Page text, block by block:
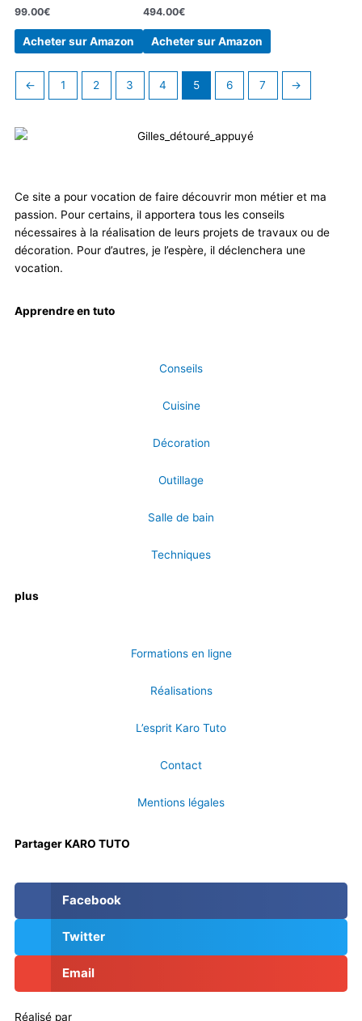
99.00€
Acheter sur Amazon
494.00€
Acheter sur Amazon
← 1 2 3 4 5 6 7 →
Ce site a pour vocation de faire découvrir mon métier et ma
passion. Pour certains, il apportera tous les conseils
nécessaires à la réalisation de leurs projets de travaux ou de
décoration. Pour d’autres, je l’espère, il déclenchera une
vocation.
Apprendre en tuto
Conseils
Cuisine
Décoration
Outillage
Salle de bain
Techniques
plus
Formations en ligne
Réalisations
L’esprit Karo Tuto
Contact
Mentions légales
Partager KARO TUTO
Facebook
Twitter
Email
Réalisé par